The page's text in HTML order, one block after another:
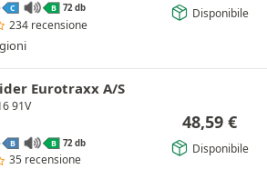
C B 72 db
234 recensione
Disponibile
Eurotraxx A/S
91V
B B 72 db
35 recensione
48,59 €
Disponibile